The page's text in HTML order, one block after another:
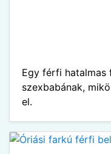
Egy férfi hatalmas
szexbabának,
el.